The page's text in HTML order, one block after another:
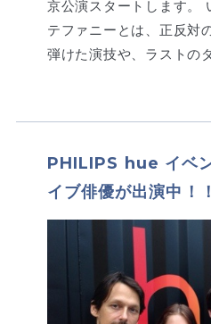
京公演スタートします。
テファニーとは、正反対
弾けた演技や、ラストの
PHILIPS hue イベ
イブ俳優が出演中！！